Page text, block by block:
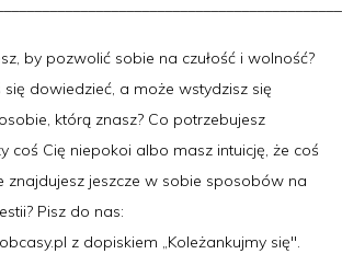
by pozwolić sobie na czułość i wolność?
się dowiedzieć, a może wstydzisz się
którą znasz? Co potrzebujesz
coś Cię niepokoi albo masz intuicję, że coś
znajdujesz jeszcze w sobie sposobów na
Pisz do nas:
z dopiskiem „Koleżankujmy się".